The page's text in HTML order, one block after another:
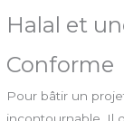
Halal et
Conforme
Pour bâtir un